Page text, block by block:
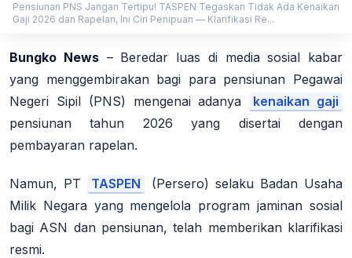
Pensiunan PNS Jangan Tertipu! TASPEN Tegaskan Tidak Ada Kenaikan
Gaji 2026 dan Rapelan, Ini Ciri Penipuan — Klarifikasi Re...
Bungko News– Beredar luas di media sosial kabar
yang menggembirakan bagi para pensiunan Pegawai
Negeri Sipil (PNS) mengenai adanya
kenaikan gaji
pensiunan tahun 2026 yang disertai dengan
pembayaran rapelan.
Namun, PT TASPEN
(Persero) selaku Badan Usaha
Milik Negara yang mengelola program jaminan sosial
bagi ASN dan pensiunan, telah memberikan klarifikasi
resmi.